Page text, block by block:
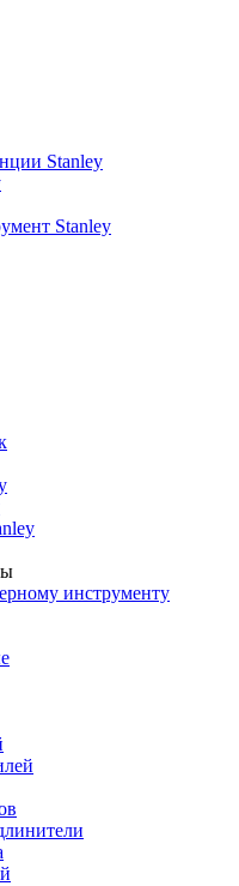
Stanley
Stanley
инструменту